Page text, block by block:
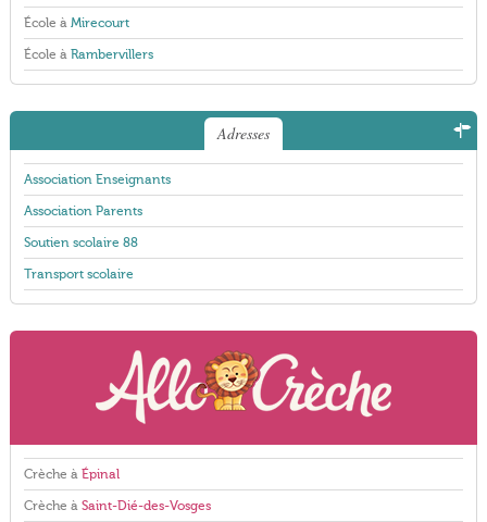
École à Mirecourt
École à Rambervillers
Adresses
Association Enseignants
Association Parents
Soutien scolaire 88
Transport scolaire
Crèche à Épinal
Crèche à Saint-Dié-des-Vosges